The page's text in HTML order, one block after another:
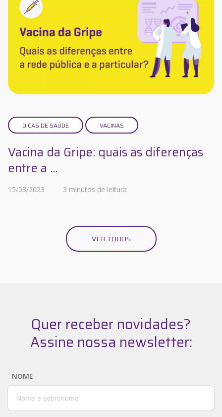
DICAS DE SAÚDE VACINAS
Vacina da Gripe: quais as diferenças
entre a ...
15/03/2023 3 minutos de leitura
VER TODOS
Quer receber novidades?
Assine nossa newsletter:
NOME